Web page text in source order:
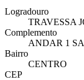
Logradouro
TRAVESSA
Complemento
ANDAR 1
Bairro
CENTRO
CEP